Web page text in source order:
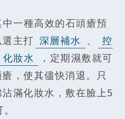
中一種高效的石頭瘡預
主打 深層補水 、
控
化妝水
，定期濕敷就可
，使其儘快消退。只
滿化妝水，敷在臉上5